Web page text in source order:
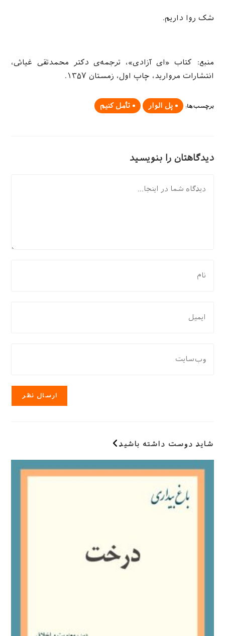
شک روا داریم.
منبع: کتاب «ای آزادی»، ترجمه‌ی دکتر محمدتقی غیاثی،
انتشارات مروارید، چاپ اول، زمستان ۱۳۵۷.
برچسب‌ها: پل الوار تأمل کنیم
دیدگاهتان را بنویسید
نظر
نظر
وب
شاید دوست داشته باشید